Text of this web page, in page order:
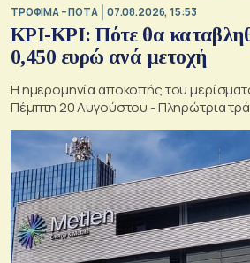
ΤΡΟΦΙΜΑ – ΠΟΤΑ 07.08.2026, 15:53
ΚΡΙ-ΚΡΙ: Πότε θα
0,450 ευρώ ανά μετοχή
Η ημερομηνία αποκοπής του
Πέμπτη 20 Αυγούστου - Πληρώτρια